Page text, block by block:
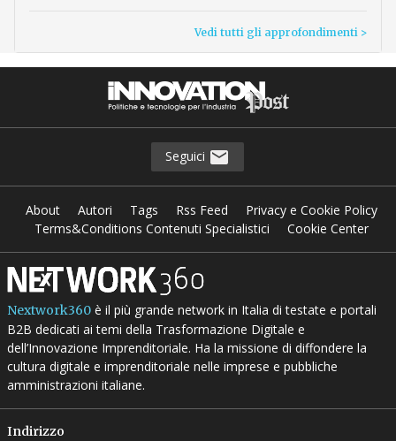
Vedi tutti gli approfondimenti >
Seguici
About Autori Tags Rss Feed
Privacy e Cookie Policy
Terms&Conditions Contenuti Specialistici
Cookie Center
Nextwork360è il più grande network in Italia di testate e portali
B2B dedicati ai temi della Trasformazione Digitale e
dell’Innovazione Imprenditoriale. Ha la missione di diffondere la
cultura digitale e imprenditoriale nelle imprese e pubbliche
amministrazioni italiane.
Indirizzo